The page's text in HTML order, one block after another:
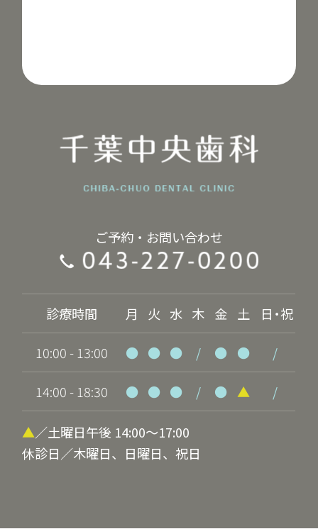
ご予約・お問い合わせ
診療時間 月 火 水 木 金 土 日・祝
10:00 - 13:00 ● ● ● / ● ● /
14:00 - 18:30 ● ● ● / ● ▲ /
▲／土曜日午後 14:00～17:00
休診日／木曜日、日曜日、祝日